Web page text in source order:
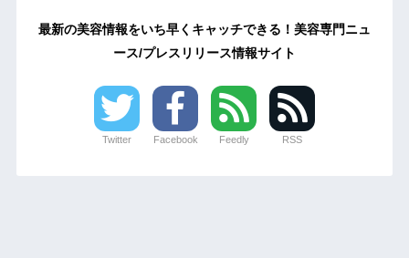
最新の美容情報をいち早くキャッチできる！美容専門ニュ
ース/プレスリリース情報サイト
Twitter Facebook Feedly RSS